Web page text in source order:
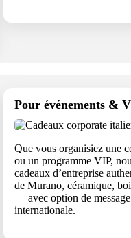
Pour événements &
Que vous organisiez une
ou un programme VIP,
cadeaux d’entreprise
de Murano, céramique,
— avec option de
internationale.